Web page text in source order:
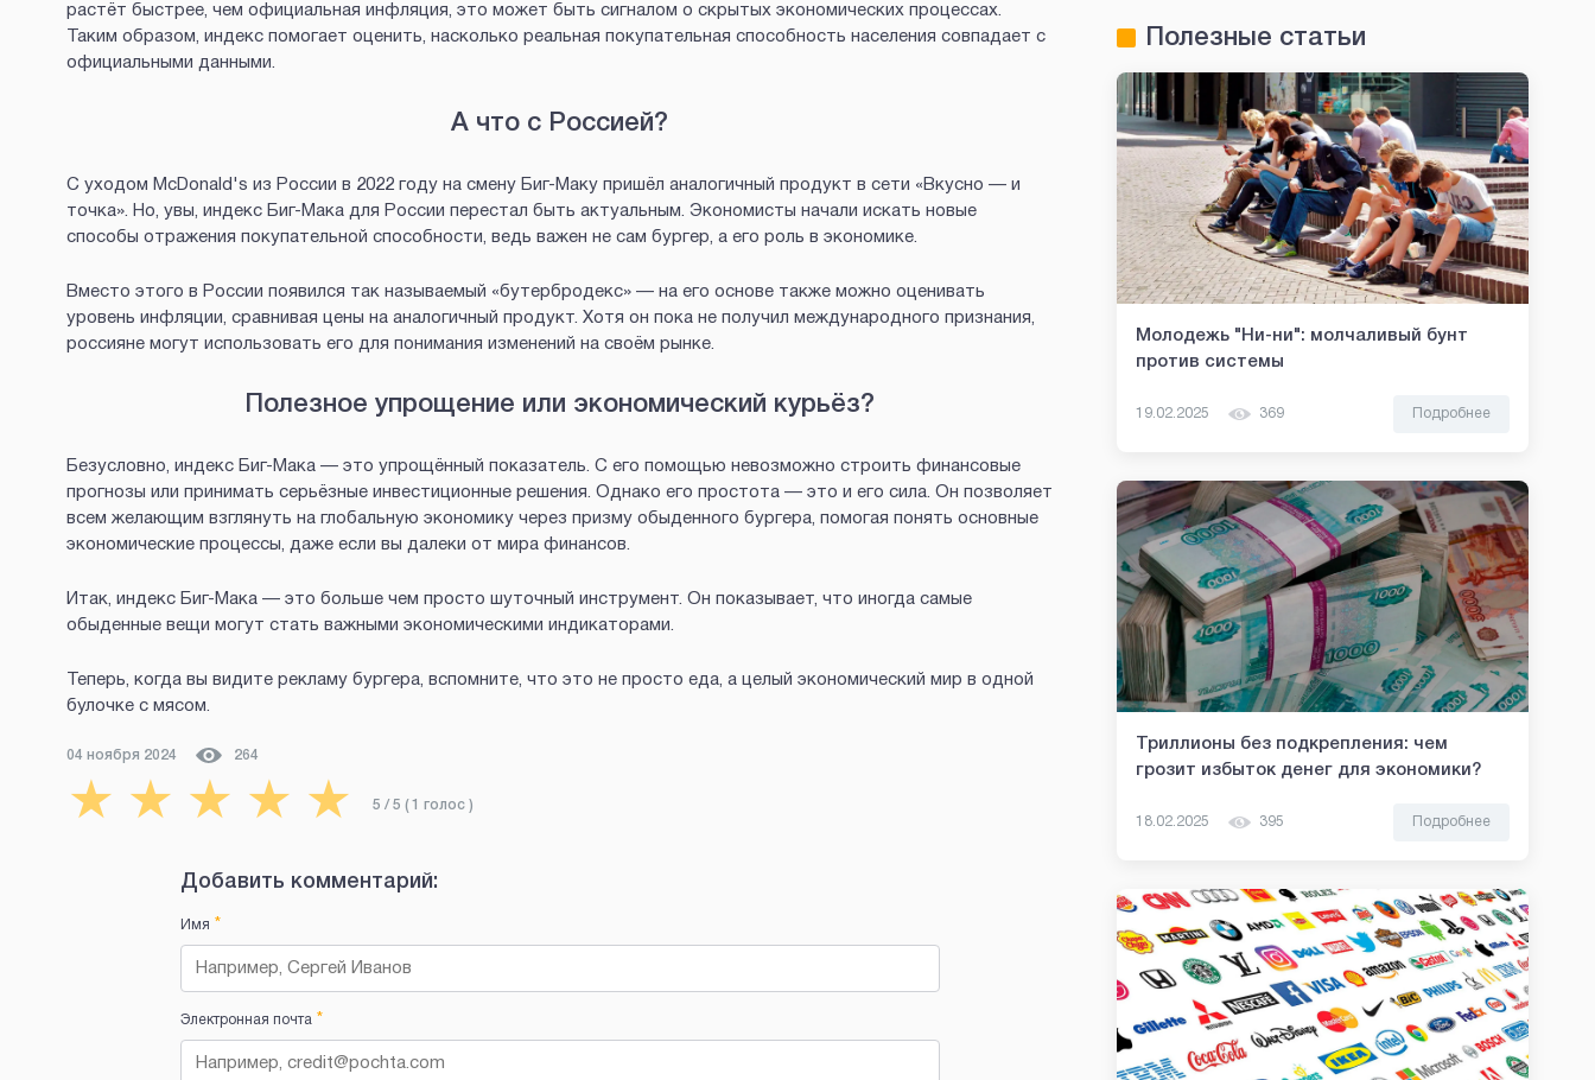
растёт быстрее, чем официальная инфляция, это может быть сигналом о скрытых экономических процессах.
Таким образом, индекс помогает оценить, насколько реальная покупательная способность населения совпадает с
официальными данными.
А что с Россией?
С уходом McDonald's из России в 2022 году на смену Биг-Маку пришёл аналогичный продукт в сети «Вкусно — и
точка». Но, увы, индекс Биг-Мака для России перестал быть актуальным. Экономисты начали искать новые
способы отражения покупательной способности, ведь важен не сам бургер, а его роль в экономике.
Вместо этого в России появился так называемый «бутербродекс» — на его основе также можно оценивать
уровень инфляции, сравнивая цены на аналогичный продукт. Хотя он пока не получил международного признания,
россияне могут использовать его для понимания изменений на своём рынке.
Полезное упрощение или экономический курьёз?
Безусловно, индекс Биг-Мака — это упрощённый показатель. С его помощью невозможно строить финансовые
прогнозы или принимать серьёзные инвестиционные решения. Однако его простота — это и его сила. Он позволяет
всем желающим взглянуть на глобальную экономику через призму обыденного бургера, помогая понять основные
экономические процессы, даже если вы далеки от мира финансов.
Итак, индекс Биг-Мака — это больше чем просто шуточный инструмент. Он показывает, что иногда самые
обыденные вещи могут стать важными экономическими индикаторами.
Теперь, когда вы видите рекламу бургера, вспомните, что это не просто еда, а целый экономический мир в одной
булочке с мясом.
04 ноября 2024 264
★ ★ ★ ★ ★ 5 / 5 ( 1 голос )
Добавить комментарий:
Имя *
Электронная почта*
Полезные статьи
Молодежь "Ни-ни": молчаливый бунт
против системы
19.02.2025 369 Подробнее
Триллионы без подкрепления: чем
грозит избыток денег для экономики?
18.02.2025 395 Подробнее